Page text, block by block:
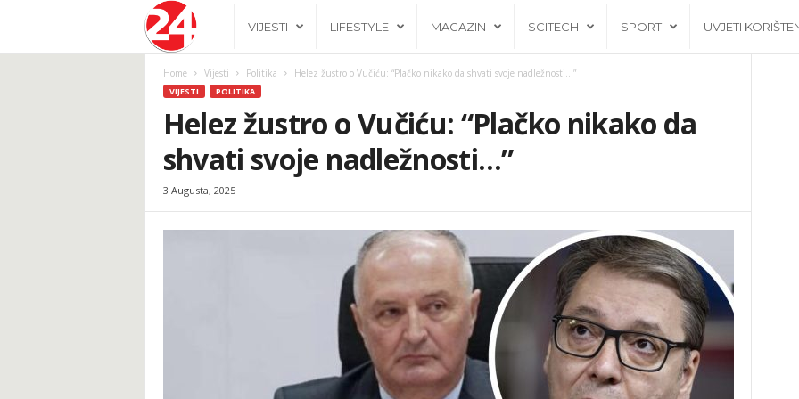
.
VIJESTI LIFESTYLE MAGAZIN SCITECH SPORT UVJETI
Home Vijesti Politika Helez žustro o Vučiću: “Plačko nikako da shvati svoje nadležnosti…”
VIJESTI POLITIKA
Helez žustro o Vučiću: “Plačko nikako da
shvati svoje nadležnosti…”
3 Augusta, 2025